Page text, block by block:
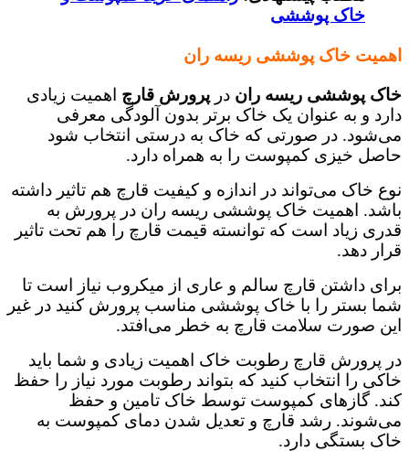
خاک پوششی
اهمیت خاک پوششی ریسه ران
خاک پوششی ریسه ران در پرورش قارچ اهمیت زیادی
دارد و به عنوان یک خاک برتر بدون آلودگی معرفی
می‌شود. در صورتی که خاک به درستی انتخاب شود
حاصل خیزی کمپوست را به همراه دارد.
نوع خاک می‌تواند در اندازه و کیفیت قارچ هم تاثیر داشته
باشد. اهمیت خاک پوششی ریسه ران در پرورش به
قدری زیاد است که توانسته قیمت قارچ را هم تحت تاثیر
قرار دهد.
برای داشتن قارچ سالم و عاری از میکروب نیاز است تا
شما بستر را با خاک پوششی مناسب پرورش کنید در غیر
این صورت سلامت قارچ به خطر می‌افتد.
در پرورش قارچ رطوبت خاک اهمیت زیادی و شما باید
خاکی را انتخاب کنید که بتواند رطوبت مورد نیاز را حفظ
کند. گازهای کمپوست توسط خاک تامین و حفظ
می‌شوند. رشد قارچ و تعدیل شدن دمای کمپوست به
خاک بستگی دارد‌.